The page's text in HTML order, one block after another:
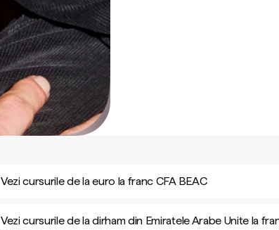
Vezi cursurile de la euro la franc CFA BEAC
Vezi cursurile de la dirham din Emiratele Arabe Unite la